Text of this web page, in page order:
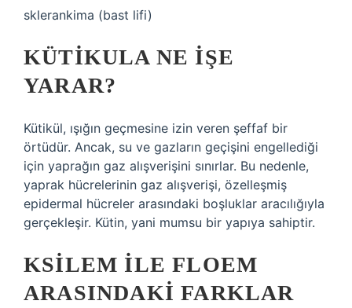
sklerankima (bast lifi)
KÜTIKULA NE IŞE
YARAR?
Kütikül, ışığın geçmesine izin veren şeffaf bir
örtüdür. Ancak, su ve gazların geçişini engellediği
için yaprağın gaz alışverişini sınırlar. Bu nedenle,
yaprak hücrelerinin gaz alışverişi, özelleşmiş
epidermal hücreler arasındaki boşluklar aracılığıyla
gerçekleşir. Kütin, yani mumsu bir yapıya sahiptir.
KSILEM ILE FLOEM
ARASINDAKI FARKLAR